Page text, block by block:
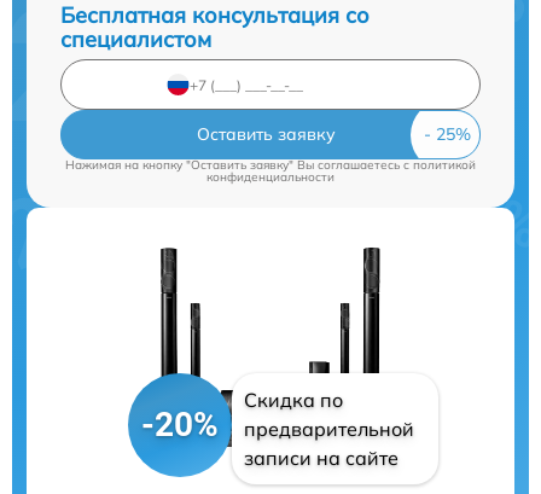
Бесплатная консультация со
специалистом
Оставить заявку
Нажимая на кнопку "Оставить заявку" Вы соглашаетесь c политикой
конфиденциальности
-20%
Скидка по
предварительной
записи на сайте